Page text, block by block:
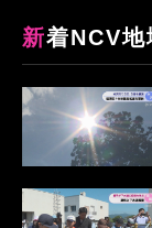
新着NCV